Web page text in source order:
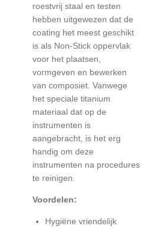
roestvrij staal en testen
hebben uitgewezen dat de
coating het meest geschikt
is als Non-Stick oppervlak
voor het plaatsen,
vormgeven en bewerken
van composiet. Vanwege
het speciale titanium
materiaal dat op de
instrumenten is
aangebracht, is het erg
handig om deze
instrumenten na procedures
te reinigen.
Voordelen:
Hygiëne vriendelijk